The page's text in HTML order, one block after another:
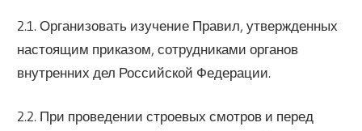
2.1. Организовать изучение Правил, утвержденных
настоящим приказом, сотрудниками органов
внутренних дел Российской Федерации.
2.2. При проведении строевых смотров и перед